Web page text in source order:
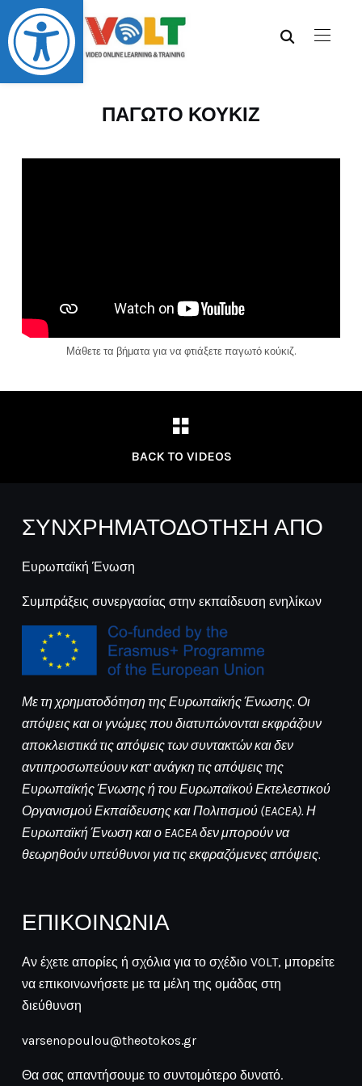
Abrir barra de herramientas
ΠΑΓΩΤΟ ΚΟΥΚΙΖ
Μάθετε τα βήματα για να φτιάξετε παγωτό κούκιζ.
BACK TO VIDEOS
ΣΥΝΧΡΗΜΑΤΟΔΟΤΗΣΗ ΑΠΟ
Ευρωπαϊκή Ένωση
Συμπράξεις συνεργασίας στην εκπαίδευση ενηλίκων
Με τη χρηματοδότηση της Ευρωπαϊκής Ένωσης. Οι
απόψεις και οι γνώμες που διατυπώνονται εκφράζουν
αποκλειστικά τις απόψεις των συντακτών και δεν
αντιπροσωπεύουν κατ’ ανάγκη τις απόψεις της
Ευρωπαϊκής Ένωσης ή του Ευρωπαϊκού Εκτελεστικού
Οργανισμού Εκπαίδευσης και Πολιτισμού (EACEA). Η
Ευρωπαϊκή Ένωση και ο EACEA δεν μπορούν να
θεωρηθούν υπεύθυνοι για τις εκφραζόμενες απόψεις.
ΕΠΙΚΟΙΝΩΝΙΑ
Αν έχετε απορίες ή σχόλια για το σχέδιο VOLT, μπορείτε
να επικοινωνήσετε με τα μέλη της ομάδας στη
διεύθυνση
varsenopoulou@theotokos.gr
Θα σας απαντήσουμε το συντομότερο δυνατό.